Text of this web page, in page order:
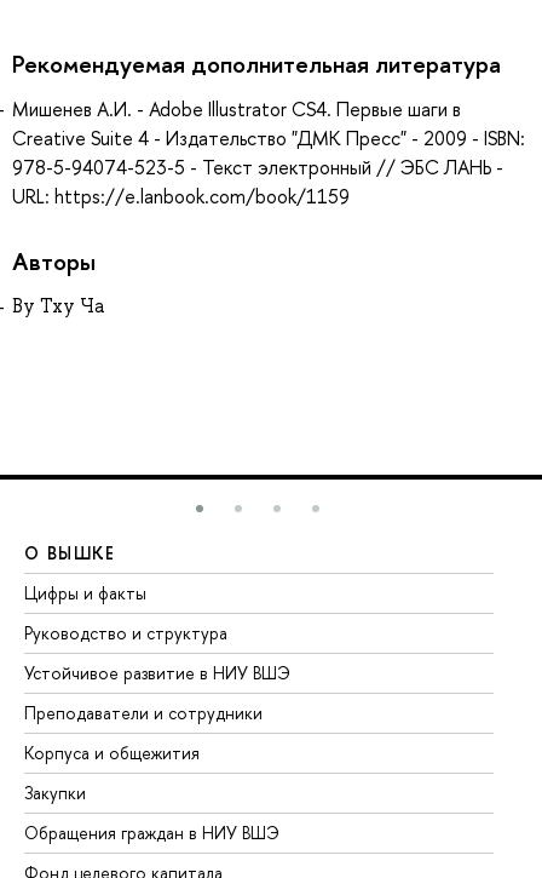
Рекомендуемая дополнительная литература
Мишенев А.И. - Adobe Illustrator СS4. Первые шаги в
Creative Suite 4 - Издательство "ДМК Пресс" - 2009 - ISBN:
978-5-94074-523-5 - Текст электронный // ЭБС ЛАНЬ -
URL: https://e.lanbook.com/book/1159
Авторы
Ву Тху Ча
О ВЫШКЕ
Цифры и факты
Руководство и структура
Устойчивое развитие в НИУ ВШЭ
Преподаватели и сотрудники
Корпуса и общежития
Закупки
Обращения граждан в НИУ ВШЭ
Фонд целевого капитала